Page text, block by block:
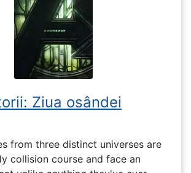
Ziua osândei
from three distinct universes are
collision course and face an